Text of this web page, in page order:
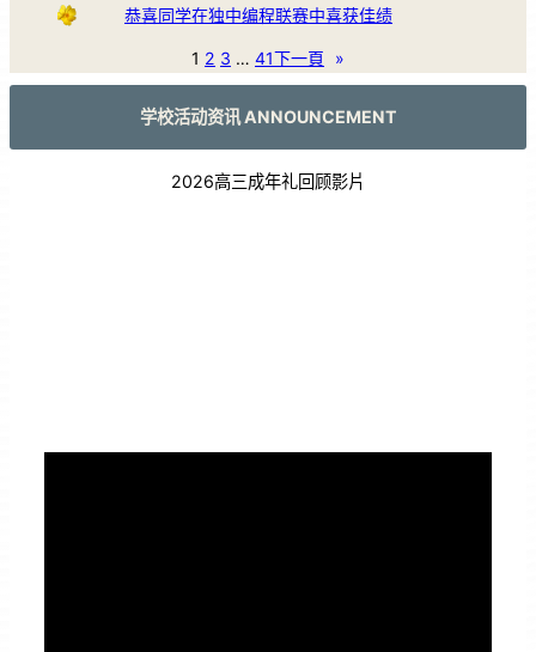
恭喜同学在独中编程联赛中喜获佳绩
1 2 3 … 41下一頁 »
学校活动资讯 ANNOUNCEMENT
2026高三成年礼回顾影片